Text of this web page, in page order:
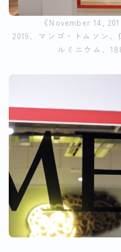
《November 14,
2019、マンゴ・トムソン
ルミニウム、